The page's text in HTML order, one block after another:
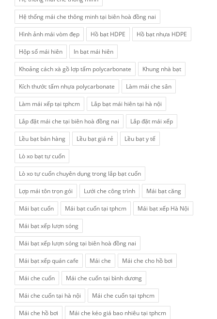
Hệ thống mái che thông minh tại biên hoà đồng nai
Hình ảnh mái vòm đẹp Hồ bạt HDPE Hồ bạt nhựa HDPE
Hộp số mái hiên In bạt mái hiên
Khoảng cách xà gồ lợp tấm polycarbonate Khung nhà bạt
Kích thước tấm nhựa polycarbonate Làm mái che sân
Làm mái xếp tại tphcm Lắp bạt mái hiên tại hà nội
Lắp đặt mái che tại biên hoà đồng nai Lắp đặt mái xếp
Lều bạt bán hàng Lều bạt giá rẻ Lều bạt y tế
Lò xo bạt tự cuốn
Lò xo tự cuốn chuyên dụng trong lắp bạt cuốn
Lợp mái tôn trọn gói Lưới che công trình Mái bạt căng
Mái bạt cuốn Mái bạt cuốn tại tphcm Mái bạt xếp Hà Nội
Mái bạt xếp lượn sóng
Mái bạt xếp lượn sóng tại biên hoà đồng nai
Mái bạt xếp quán cafe Mái che Mái che cho hồ bơi
Mái che cuốn Mái che cuốn tại bình dương
Mái che cuốn tại hà nội Mái che cuốn tại tphcm
Mái che hồ bơi Mái che kéo giá bao nhiêu tại tphcm